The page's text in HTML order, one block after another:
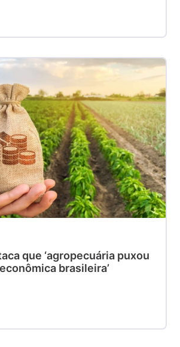
que ‘agropecuária puxou
brasileira’